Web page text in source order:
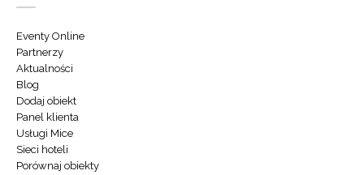
Eventy Online
Partnerzy
Aktualności
Blog
Dodaj obiekt
Panel klienta
Usługi Mice
Sieci hoteli
Porównaj obiekty